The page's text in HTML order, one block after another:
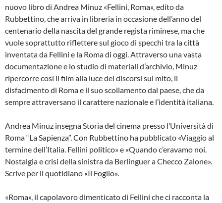
nuovo libro di Andrea Minuz «Fellini, Roma», edito da
Rubbettino, che arriva in libreria in occasione dell’anno del
centenario della nascita del grande regista riminese, ma che
vuole soprattutto riflettere sul gioco di specchi tra la città
inventata da Fellini e la Roma di oggi. Attraverso una vasta
documentazione e lo studio di materiali d’archivio, Minuz
ripercorre così il film alla luce dei discorsi sul mito, il
disfacimento di Roma e il suo scollamento dal paese, che da
sempre attraversano il carattere nazionale e l’identità italiana.
Andrea Minuz insegna Storia del cinema presso l’Università di
Roma “La Sapienza”. Con Rubbettino ha pubblicato «Viaggio al
termine dell’Italia. Fellini politico» e «Quando c’eravamo noi.
Nostalgia e crisi della sinistra da Berlinguer a Checco Zalone».
Scrive per il quotidiano «Il Foglio».
«Roma», il capolavoro dimenticato di Fellini che ci racconta la